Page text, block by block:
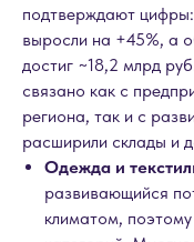
подтверждают
выросли на +45%, а
достиг ~18,2 млрд
связано как с
региона, так и с
расширили склады и
Одежда и
развивающийся
климатом, поэтому